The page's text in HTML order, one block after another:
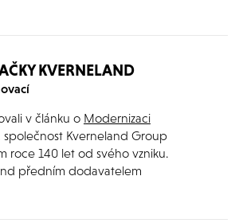
KVERNELAND
v článku o Modernizaci
, společnost Kverneland Group
roce 140 let od svého vzniku.
předním dodavatelem